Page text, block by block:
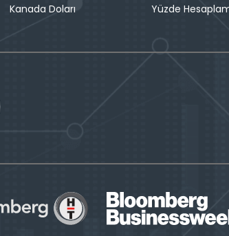
Kanada Doları
Yüzde